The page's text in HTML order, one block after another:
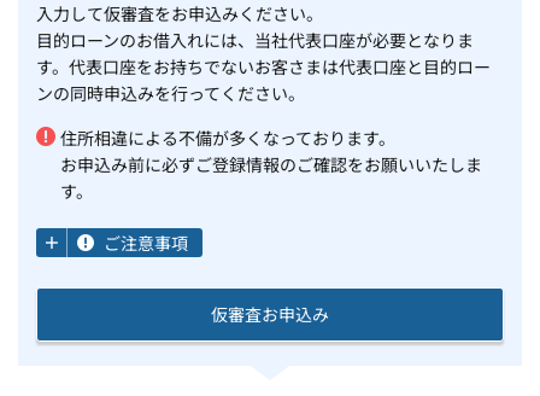
入力して仮審査をお申込みください。
目的ローンのお借入れには、当社代表口座が必要となりま
す。代表口座をお持ちでないお客さまは代表口座と目的ロー
ンの同時申込みを行ってください。
住所相違による不備が多くなっております。
お申込み前に必ずご登録情報のご確認をお願いいたしま
す。
ご注意事項
仮審査お申込み